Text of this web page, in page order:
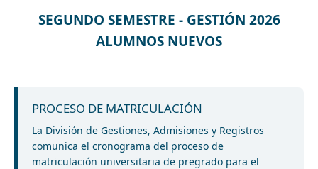
SEGUNDO SEMESTRE - GESTIÓN 2026
ALUMNOS NUEVOS
PROCESO DE MATRICULACIÓN
La División de Gestiones, Admisiones y Registros
comunica el cronograma del proceso de
matriculación universitaria de pregrado para el